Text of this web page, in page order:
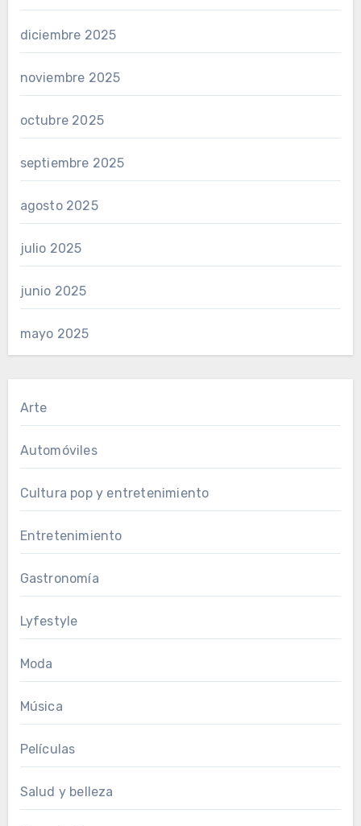
diciembre 2025
noviembre 2025
octubre 2025
septiembre 2025
agosto 2025
julio 2025
junio 2025
mayo 2025
Arte
Automóviles
Cultura pop y entretenimiento
Entretenimiento
Gastronomía
Lyfestyle
Moda
Música
Películas
Salud y belleza